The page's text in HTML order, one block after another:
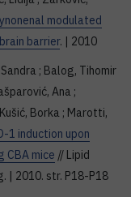
modulated
barrier. | 2010
; Balog, Tihomir
Ana ;
Borka ; Marotti,
1 induction upon
CBA mice // Lipid
| 2010. str. P18-P18